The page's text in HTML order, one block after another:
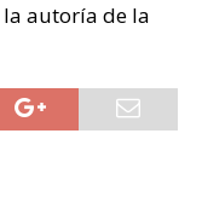
autoría de la